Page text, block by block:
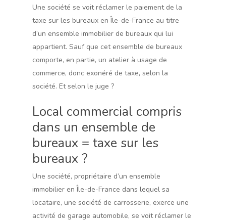
Une société se voit réclamer le paiement de la
taxe sur les bureaux en Île-de-France au titre
d’un ensemble immobilier de bureaux qui lui
appartient. Sauf que cet ensemble de bureaux
comporte, en partie, un atelier à usage de
commerce, donc exonéré de taxe, selon la
société. Et selon le juge ?
Local commercial compris
dans un ensemble de
bureaux = taxe sur les
bureaux ?
Une société, propriétaire d’un ensemble
immobilier en Île-de-France dans lequel sa
locataire, une société de carrosserie, exerce une
activité de garage automobile, se voit réclamer le